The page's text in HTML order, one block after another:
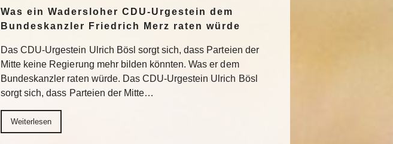
Was ein Wadersloher CDU-Urgestein dem
Bundeskanzler Friedrich Merz raten würde
Das CDU-Urgestein Ulrich Bösl sorgt sich, dass Parteien der
Mitte keine Regierung mehr bilden könnten. Was er dem
Bundeskanzler raten würde. Das CDU-Urgestein Ulrich Bösl
sorgt sich, dass Parteien der Mitte…
Weiterlesen